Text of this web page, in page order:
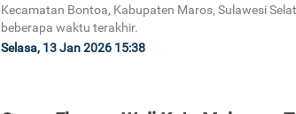
Kecamatan Bontoa, Kabupaten Maros, Sulawesi
beberapa waktu terakhir.
Selasa, 13 Jan 2026 15:38